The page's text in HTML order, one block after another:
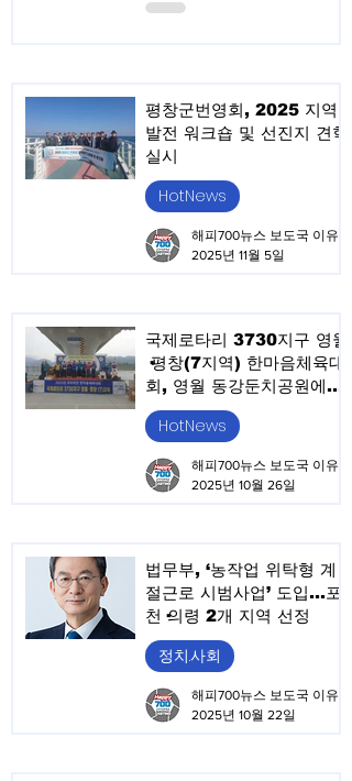
평창군번영회, 2025 지역
발전 워크숍 및 선진지 견학
실시
HotNews
2025년 11월 5일
국제로타리 3730지구 영월
·평창(7지역) 한마음체육대
회, 영월 동강둔치공원에서
성황리 개최
HotNews
2025년 10월 26일
법무부, ‘농작업 위탁형 계
절근로 시범사업’ 도입…포
천·의령 2개 지역 선정
정치.사회
2025년 10월 22일